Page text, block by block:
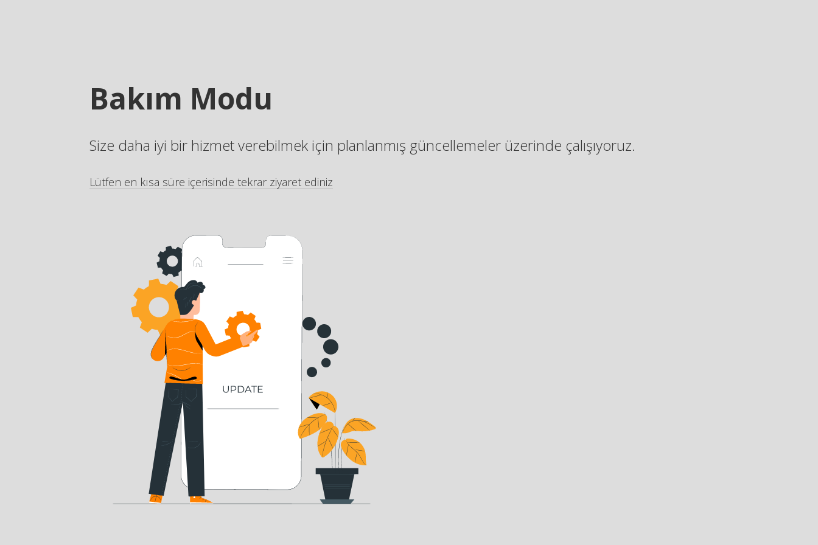
Bakım Modu
Size daha iyi bir hizmet verebilmek için planlanmış güncellemeler üzerinde çalışıyoruz.
Lütfen en kısa süre içerisinde tekrar ziyaret ediniz